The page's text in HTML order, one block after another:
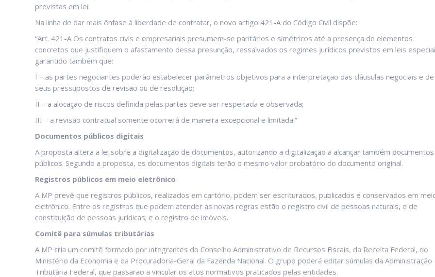
previstas em lei.
Na linha de dar mais ênfase à liberdade de contratar, o novo artigo 421-A do Código Civil dispõe:
“Art. 421-A Os contratos civis e empresariais presumem-se paritários e simétricos até a presença de elementos
concretos que justifiquem o afastamento dessa presunção, ressalvados os regimes jurídicos previstos em leis
garantido também que:
I – as partes negociantes poderão estabelecer parâmetros objetivos para a interpretação das cláusulas negociais e de
seus pressupostos de revisão ou de resolução;
II – a alocação de riscos definida pelas partes deve ser respeitada e observada;
III – a revisão contratual somente ocorrerá de maneira excepcional e limitada.”
Documentos públicos digitais
A proposta altera a lei sobre a digitalização de documentos, autorizando a digitalização a alcançar também documentos
públicos. Segundo a proposta, os documentos digitais terão o mesmo valor probatório do documento original.
Registros públicos em meio eletrônico
A MP prevê que registros públicos, realizados em cartório, podem ser escriturados, publicados e conservados em
eletrônico. Entre os registros que podem atender às novas regras estão o registro civil de pessoas naturais, o de
constituição de pessoas jurídicas; e o registro de imóveis.
Comitê para súmulas tributárias
A MP cria um comitê formado por integrantes do Conselho Administrativo de Recursos Fiscais, da Receita Federal, do
Ministério da Economia e da Procuradoria-Geral da Fazenda Nacional. O grupo poderá editar súmulas da Administração
Tributária Federal, que passarão a vincular os atos normativos praticados pelas entidades.